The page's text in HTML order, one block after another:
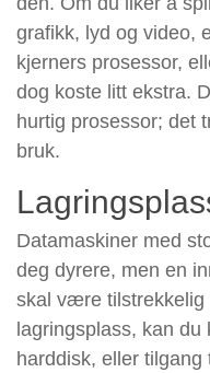
grafikk, lyd og video,
kjerners prosessor,
dog koste litt ekstra.
hurtig prosessor; det
bruk.
Datamaskiner med
deg dyrere, men en
skal være tilstrekkelig
lagringsplass, kan
harddisk, eller